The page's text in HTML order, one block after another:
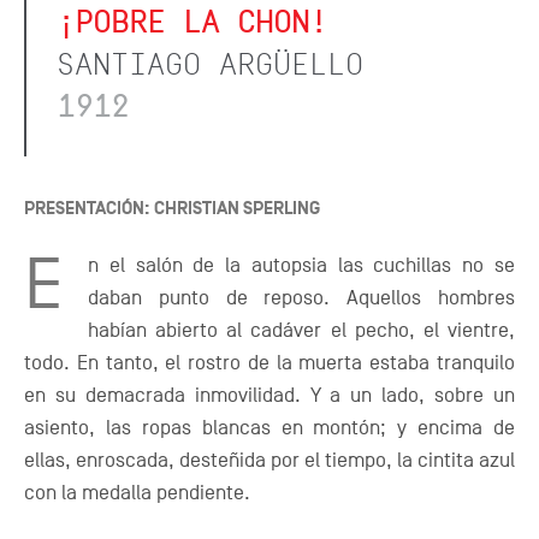
¡POBRE LA CHON!
SANTIAGO ARGÜELLO
1912
PRESENTACIÓN: CHRISTIAN SPERLING
E
n el salón de la autopsia las cuchillas no se
daban punto de reposo. Aquellos hombres
habían abierto al cadáver el pecho, el vientre,
todo. En tanto, el rostro de la muerta estaba tranquilo
en su demacrada inmovilidad. Y a un lado, sobre un
asiento, las ropas blancas en montón; y encima de
ellas, enroscada, desteñida por el tiempo, la cintita azul
con la medalla pendiente.